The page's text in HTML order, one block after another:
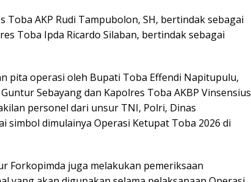
Toba AKP Rudi Tampubolon, SH, bertindak sebagai
Toba Ipda Ricardo Silaban, bertindak sebagai
pita operasi oleh Bupati Toba Effendi Napitupulu,
Sebayang dan Kapolres Toba AKBP Vinsensius
personel dari unsur TNI, Polri, Dinas
simbol dimulainya Operasi Ketupat Toba 2026 di
Forkopimda juga melakukan pemeriksaan